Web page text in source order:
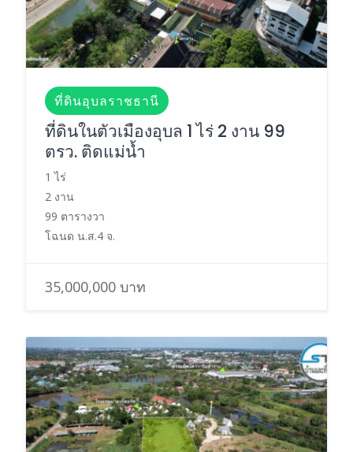
ที่ดินอุบลราชธานี
ที่ดินในตัวเมืองอุบล 1 ไร่ 2 งาน 99
ตรว. ติดแม่น้ำ
1 ไร่
2 งาน
99 ตารางวา
โฉนด น.ส.4 จ.
35,000,000 บาท